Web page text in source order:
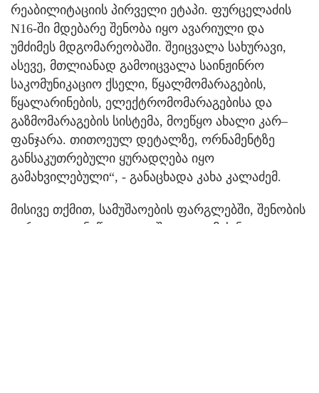
რეაბილიტაციის პირველი ეტაპი. ფურცელაძის
N16-ში მდებარე შენობა იყო ავარიული და
უმძიმეს მდგომარეობაში. შეიცვალა სახურავი,
ასევე, მთლიანად გამოიცვალა საინჟინრო
საკომუნიკაციო ქსელი, წყალმომარაგების,
წყალარინების, ელექტრომომარაგებისა და
გაზმომარაგების სისტემა, მოეწყო ახალი კარ–
ფანჯარა. თითოეულ დეტალზე, ორნამენტზე
განსაკუთრებული ყურადღება იყო
გამახვილებული“, - განაცხადა კახა კალაძემ.
მისივე თქმით, სამუშაოების ფარგლებში, შენობის
გარკვეული ნაწილი დაიშალა და მის ნაცვლად,